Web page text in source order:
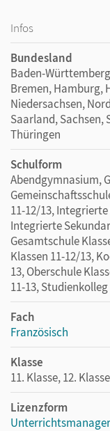
Infos
Bundesland
Baden-
Bremen, Hamburg,
Niedersachsen,
Saarland, Sachsen,
Thüringen
Schulform
Abendgymnasium,
11-12/13,
Integrierte
Gesamtschule
Klassen 11-12/13,
13, Oberschule
11-13, Studienkolleg
Fach
Französisch
Klasse
11. Klasse, 12.
Lizenzform